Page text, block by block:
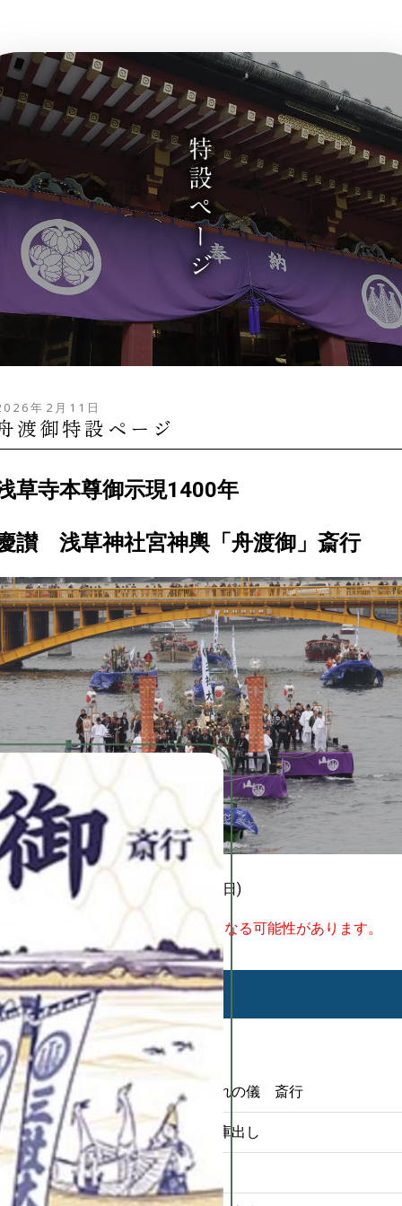
年2月11日
渡御特設ページ
草寺本尊御示現1400年
讃 浅草神社宮神輿「舟渡御」斎行
和10年 3月17日(金)18日(土)19日(日)
下のスケジュールは今後変更になる可能性があります。
3月17日(金)
午後4時30分 宮神輿神霊入れの儀 斎行
午後5時 宮神輿三基 庫出し
午後5時30分 神幸祭 斎行